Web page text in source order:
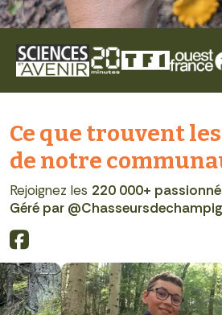
Ce que trouvent
de notre
Rejoignez les 220 000+
Géré par